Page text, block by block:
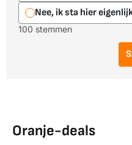
Nee, ik sta hier
100 stemmen
Oranje-deals